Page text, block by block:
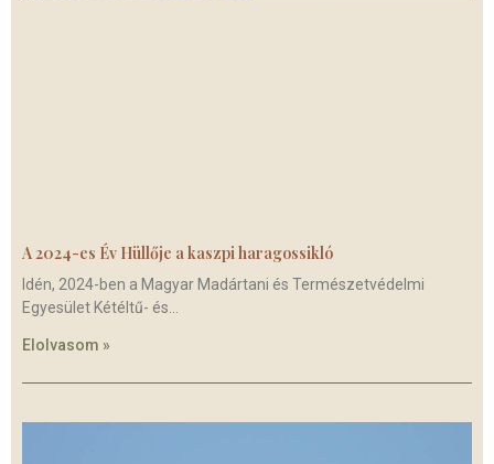
A 2024-es Év Hüllője a kaszpi haragossikló
Idén, 2024-ben a Magyar Madártani és Természetvédelmi
Egyesület Kétéltű- és
Elolvasom »